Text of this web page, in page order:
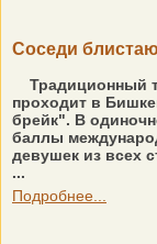
Соседи
Традиционный
проходит в
брейк". В
баллы
девушек из всех
...
Подробнее...